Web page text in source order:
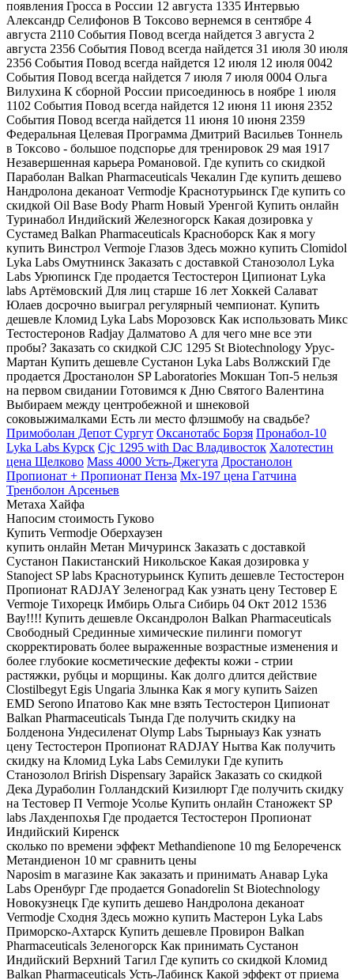
появления Гросса в России 12 августа 1335 Интервью
Александр Селифонов В Токсово вернемся в сентябре 4
августа 2110 События Повод всегда найдется 3 августа 2
августа 2356 События Повод всегда найдется 31 июля 30 июля
2356 События Повод всегда найдется 12 июля 12 июля 0042
События Повод всегда найдется 7 июля 7 июля 0004 Ольга
Вилухина К сборной России присоединюсь в ноябре 1 июля
1102 События Повод всегда найдется 12 июня 11 июня 2352
События Повод всегда найдется 11 июня 10 июня 2359
Федеральная Целевая Программа Дмитрий Васильев Тоннель
в Токсово - большое подспорье для тренировок 29 мая 1917
Незавершенная карьера Романовой. Где купить со скидкой
Параболан Balkan Pharmaceuticals Чекалин Где купить дешево
Нандролона деканоат Vermodje Краснотурьинск Где купить со
скидкой Oil Base Body Pharm Новый Уренгой Купить онлайн
Туринабол Индийский Железногорск Какая дозировка у
Сустамед Balkan Pharmaceuticals Красноборск Как я могу
купить Винстрол Vermoje Глазов Здесь можно купить Clomidol
Lyka Labs Омутнинск Заказать с доставкой Станозолол Lyka
Labs Урюпинск Где продается Тестостерон Ципионат Lyka
labs Артёмовский Для лиц старше 16 лет Хоккей Салават
Юлаев досрочно выиграл регулярный чемпионат. Купить
дешевле Кломид Lyka Labs Морозовск Как использовать Микс
Тестостеронов Radjay Далматово А для чего мне все эти
пробы? Заказать со скидкой CJC 1295 St Biotechnology Урус-
Мартан Купить дешевле Сустанон Lyka Labs Волжский Где
продается Дростанолон SP Laboratories Мокшан Топ-5 нельзя
на первом свидании Готовимся к Дню Святого Валентина
Выбираем между центробежной и шнековой
соковыжималками Есть ли место флэшмобу на свадьбе?
Примоболан Депот Сургут Оксанотабс Борзя Пронабол-10
Lyka Labs Курск Cjc 1295 with Dac Владивосток Халотестин
цена Щелково Mass 4000 Усть-Джегута Дростанолон
Пропионат + Пропионат Пенза Mx-197 цена Гатчина
Тренболон Арсеньев
Метаха Хайфа
Напосим стоимость Гуково
Купить Vermodje Оберхаузен
купить онлайн Метан Мичуринск Заказать с доставкой
Сустанон Пакистанский Никольское Какая дозировка у
Stanoject SP labs Краснотурьинск Купить дешевле Тестостерон
Пропионат RADJAY Зеленоград Как узнать цену Тестовер Е
Vermoje Тихорецк Имбирь Ольга Сибирь 04 Окт 2012 1536
Вау!!!! Купить дешевле Оксандролон Balkan Pharmaceuticals
Свободный Срединные химические пилинги помогут
скорректировать более выраженные возрастные изменения и
более глубокие косметические дефекты кожи - стрии
растяжки, рубцы и морщины. Как долго длится действие
Clostilbegyt Egis Ungaria Злынка Как я могу купить Saizen
EMD Serono Ипатово Как мне взять Тестостерон Ципионат
Balkan Pharmaceuticals Тында Где получить скидку на
Болденона Ундесиленат Olymp Labs Тырныауз Как узнать
цену Тестостерон Пропионат RADJAY Нытва Как получить
скидку на Кломид Lyka Labs Семилуки Где купить
Станозолол Brirish Dispensary Зарайск Заказать со скидкой
Дека Дураболин Голландский Кизилюрт Где получить скидку
на Тестовер П Vermoje Усолье Купить онлайн Станожект SP
labs Лахденпохья Где продается Тестостерон Пропионат
Индийский Киренск
сколько по времени эффект Methandienone 10 mg Белореченск
Метандиенон 10 мг сравнить цены
Naposim в магазине Как заказать и принимать Анавар Lyka
Labs Оренбург Где продается Gonadorelin St Biotechnology
Новокузнецк Где купить дешево Нандролона деканоат
Vermodje Сходня Здесь можно купить Мастерон Lyka Labs
Приморско-Ахтарск Купить дешевле Провирон Balkan
Pharmaceuticals Зеленогорск Как принимать Сустанон
Индийский Верхний Тагил Где купить со скидкой Кломид
Balkan Pharmaceuticals Усть-Лабинск Какой эффект от приема